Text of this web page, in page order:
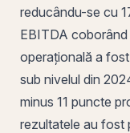
reducându-se cu
EBITDA
operațională a
sub nivelul din
minus 11 puncte
rezultatele au fost